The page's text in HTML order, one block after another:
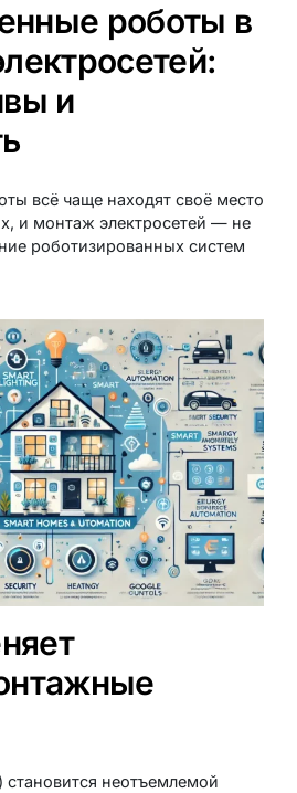
роботы в
и
всё чаще находят своё место
и монтаж электросетей — не
роботизированных систем
становится неотъемлемой